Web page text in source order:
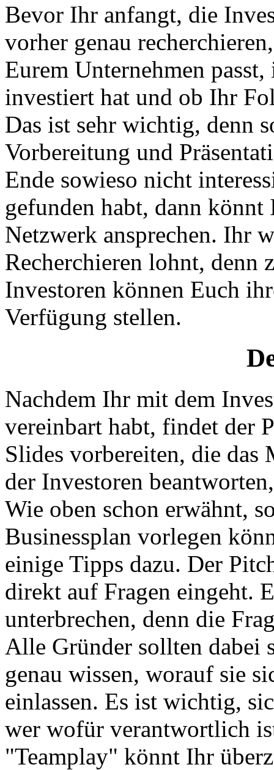
Bevor Ihr anfangt, die
vorher genau
Eurem Unternehmen
investiert hat und ob Ihr
Das ist sehr wichtig, denn
Vorbereitung und
Ende sowieso nicht
gefunden habt, dann
Netzwerk ansprechen. Ihr
Recherchieren lohnt, denn
Investoren können Euch
Verfügung stellen.
Nachdem Ihr mit dem
vereinbart habt, findet der
Slides vorbereiten, die das
der Investoren
Wie oben schon erwähnt,
Businessplan vorlegen
einige Tipps dazu. Der
direkt auf Fragen eingeht.
unterbrechen, denn die
Alle Gründer sollten dabei
genau wissen, worauf sie
einlassen. Es ist wichtig,
wer wofür verantwortlich
"Teamplay" könnt Ihr